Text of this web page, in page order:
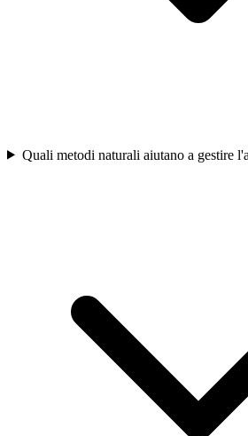
Quali metodi naturali aiutano a gestire